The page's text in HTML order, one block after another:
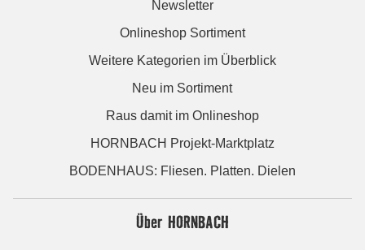
Newsletter
Onlineshop Sortiment
Weitere Kategorien im Überblick
Neu im Sortiment
Raus damit im Onlineshop
HORNBACH Projekt-Marktplatz
BODENHAUS: Fliesen. Platten. Dielen
Über HORNBACH